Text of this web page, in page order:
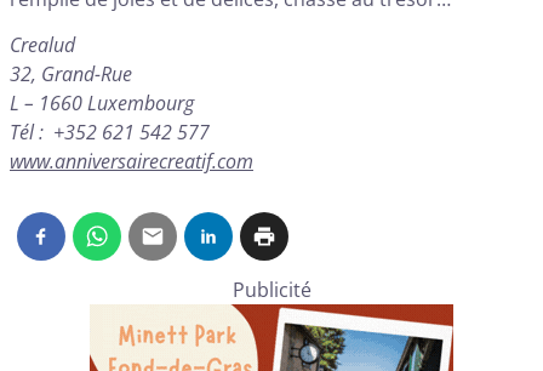
Crealud
32, Grand-Rue
L – 1660 Luxembourg
Tél : +352 621 542 577
www.anniversairecreatif.com
Publicité